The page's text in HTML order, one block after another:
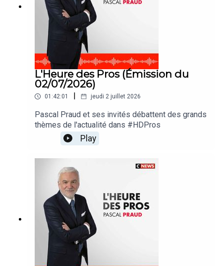
L'Heure des Pros (Émission du
02/07/2026)
01:42:01 jeudi 2 juillet 2026
Pascal Praud et ses invités débattent des grands
thèmes de l'actualité dans #HDPros
Play